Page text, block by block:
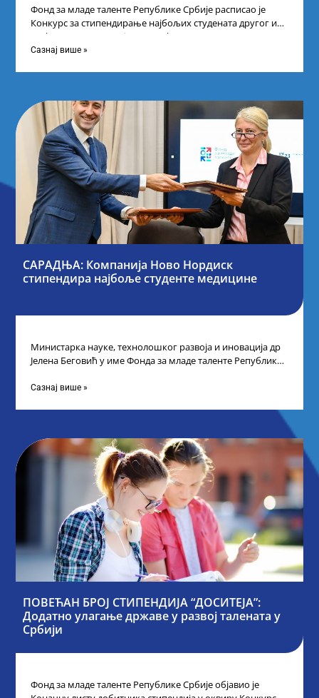
Фонд за младе таленте Републике Србије расписао је
Конкурс за стипендирање најбољих студената другог и
трећег степена студија на водећим
Сазнај више »
САРАДЊА: Компанија Ново Нордиск
стипендира најбоље студенте медицине
Министарка науке, технолошког развоја и иновација др
Јелена Беговић у име Фонда за младе таленте Републике
Сазнај више »
ПОВЕЋАН БРОЈ СТИПЕНДИЈА “ДОСИТЕЈА”:
Додатно улагање државе у развој талената у
Србији
Фонд за младе таленте Републике Србије објавио је